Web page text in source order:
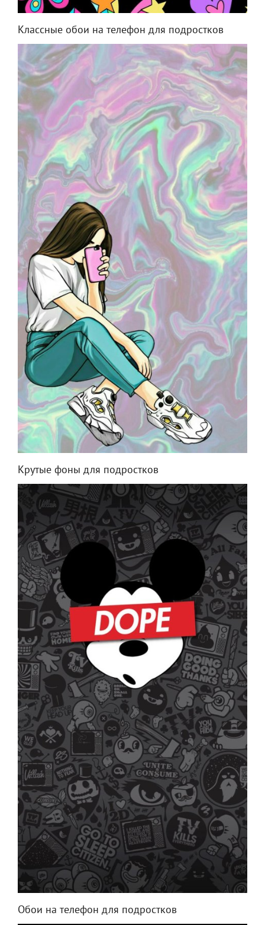
Классные обои на телефон для подростков
Крутые фоны для подростков
Обои на телефон для подростков